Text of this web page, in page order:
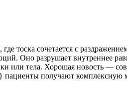
тоска сочетается с
Оно разрушает внутреннее
или тела. Хорошая новость —
получают